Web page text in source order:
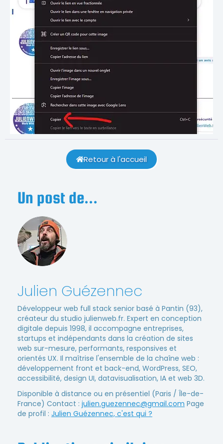
Retour à l'accueil
Un post de...
Julien Guézennec
Développeur web full stack senior basé à Pantin (93),
créateur du studio julienweb.fr. Expert en conception
digitale depuis 1998, il accompagne entreprises,
startups et indépendants dans la création de sites
web sur-mesure, performants, responsives et
orientés UX. Il maîtrise l'ensemble de la chaîne web :
développement front et back-end, WordPress, SEO,
accessibilité, design UI, datavisualisation, IA et web 3D.
Disponible à distance ou en présentiel (Paris / Île-de-
France) Contact : julien.guezennec@gmail.com Page
de profil : Julien Guézennec, c'est qui ?